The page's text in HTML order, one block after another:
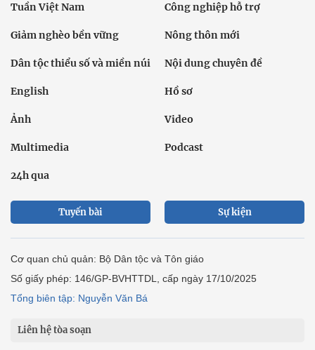
Tuần Việt Nam Công nghiệp hỗ trợ
Giảm nghèo bền vững Nông thôn mới
Dân tộc thiểu số và miền núi Nội dung chuyên đề
English Hồ sơ
Ảnh Video
Multimedia Podcast
24h qua
Tuyến bài Sự kiện
Cơ quan chủ quản: Bộ Dân tộc và Tôn giáo
Số giấy phép: 146/GP-BVHTTDL, cấp ngày 17/10/2025
Tổng biên tập: Nguyễn Văn Bá
Liên hệ tòa soạn